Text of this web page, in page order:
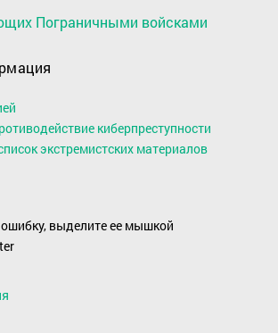
Пограничными войсками
киберпреступности
экстремистских материалов
выделите ее мышкой